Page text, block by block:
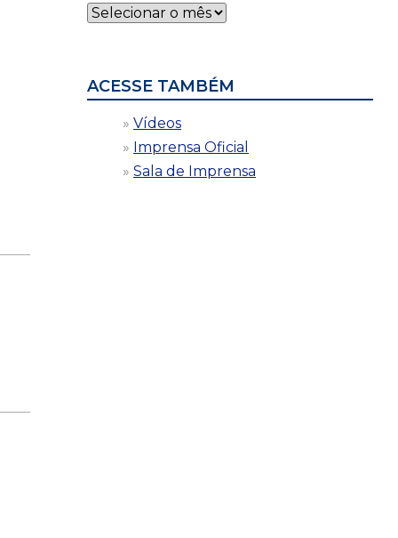
Notícias
por
ACESSE TAMBÉM
Vídeos
Imprensa Oficial
Sala de Imprensa